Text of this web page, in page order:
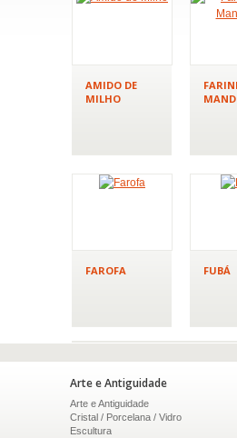
AMIDO DE
MILHO
FAROFA FUBÁ
Arte e Antiguidade
Arte e Antiguidade
Cristal / Porcelana / Vidro
Escultura